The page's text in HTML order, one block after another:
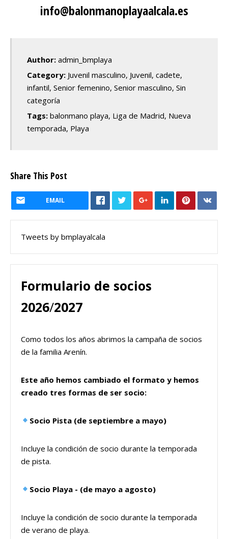
info@balonmanoplayaalcala.es
Author: admin_bmplaya
Category: Juvenil masculino, Juvenil, cadete,
infantil, Senior femenino, Senior masculino, Sin
categoría
Tags: balonmano playa, Liga de Madrid, Nueva
temporada, Playa
Share This Post
EMAIL
Tweets by bmplayalcala
Formulario de socios
2026/2027
Como todos los años abrimos la campaña de socios
de la familia Arenín.
Este año hemos cambiado el formato y hemos
creado tres formas de ser socio:
Socio Pista (de septiembre a mayo)
Incluye la condición de socio durante la temporada
de pista.
Socio Playa - (de mayo a agosto)
Incluye la condición de socio durante la temporada
de verano de playa.